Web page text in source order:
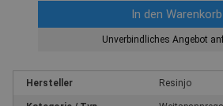
Unverbindliches Angebot
Hersteller Resinjo